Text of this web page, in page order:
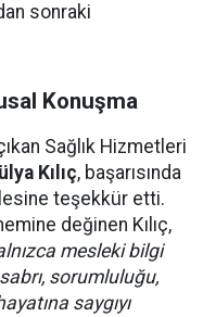
sonraki
Konuşma
Sağlık Hizmetleri
Kılıç, başarısında
teşekkür etti.
değinen Kılıç,
mesleki bilgi
sorumluluğu,
saygıyı